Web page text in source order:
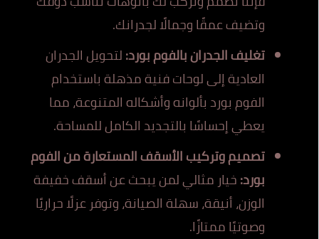
وتضيف عمقًا وجمالًا لجدرانك.
تغليف الجدران بالفوم بورد:لتحويل الجدران
العادية إلى لوحات فنية مذهلة باستخدام
الفوم بورد بألوانه وأشكاله المتنوعة، مما
يعطي إحساسًا بالتجديد الكامل للمساحة.
تصميم وتركيب الأسقف المستعارة من الفوم
بورد:خيار مثالي لمن يبحث عن أسقف خفيفة
الوزن، أنيقة، سهلة الصيانة، وتوفر عزلًا حراريًا
وصوتيًا ممتازًا.